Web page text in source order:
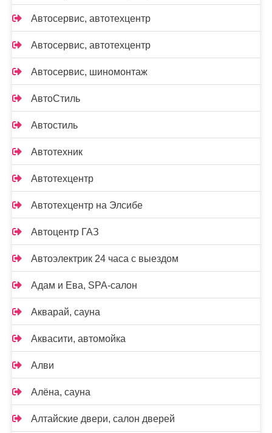
Автосервис, автотехцентр
Автосервис, автотехцентр
Автосервис, шиномонтаж
АвтоСтиль
Автостиль
Автотехник
Автотехцентр
Автотехцентр на Элсибе
Автоцентр ГАЗ
Автоэлектрик 24 часа с выездом
Адам и Ева, SPA-салон
Акварай, сауна
Аквасити, автомойка
Алви
Алёна, сауна
Алтайские двери, салон дверей